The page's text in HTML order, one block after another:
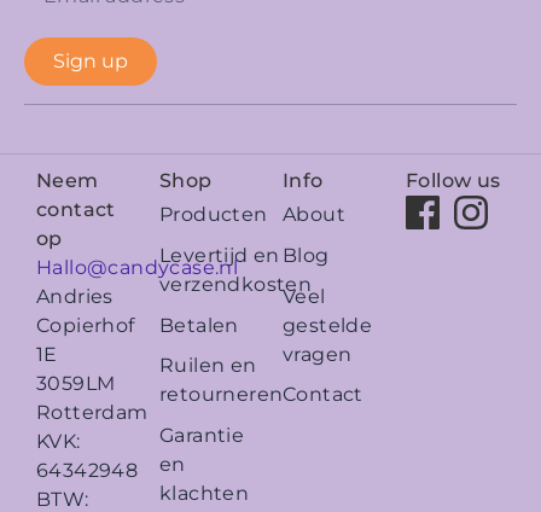
Sign up
Neem
contact
op
Hallo@candycase.nl
Andries
Copierhof
1E
3059LM
Rotterdam
KVK:
64342948
BTW:
Shop
Producten
Levertijd en
verzendkosten
Betalen
Ruilen en
retourneren
Garantie
en
klachten
Info
About
Blog
Veel
gestelde
vragen
Contact
Follow us